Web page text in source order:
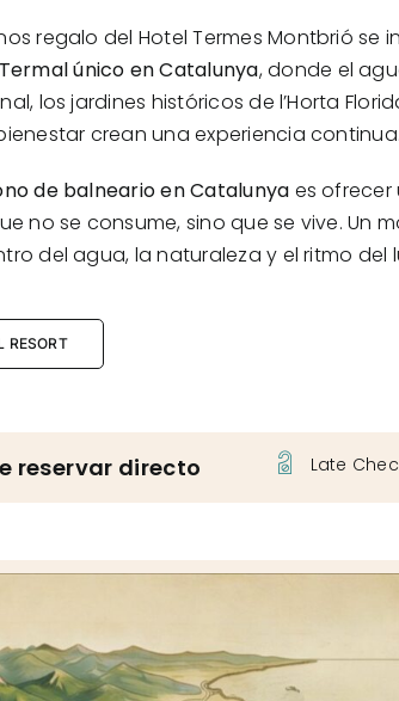
regalo del Hotel Termes Montbrió se
único en Catalunya, donde el
los jardines históricos de l’Horta
crean una experiencia
de balneario en Catalunya es ofrecer
no se consume, sino que se vive. Un
del agua, la naturaleza y el ritmo del
RESORT
reservar directo Late